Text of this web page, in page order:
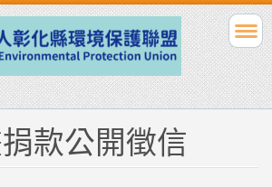
款公開徵信